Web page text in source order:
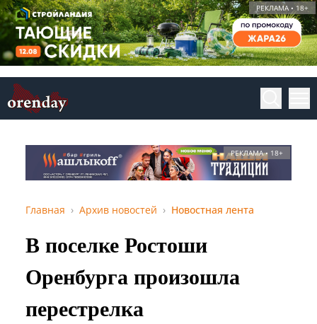
РЕКЛАМА • 18+
РЕКЛАМА • 18+
Главная Архив новостей Новостная лента
В поселке Ростоши
Оренбурга произошла
перестрелка